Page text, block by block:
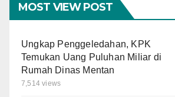
MOST VIEW POST
Ungkap Penggeledahan, KPK
Temukan Uang Puluhan Miliar di
Rumah Dinas Mentan
7,514 views